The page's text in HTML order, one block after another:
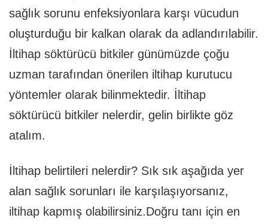
sağlık sorunu enfeksiyonlara karşı vücudun
oluşturduğu bir kalkan olarak da adlandırılabilir.
İltihap söktürücü bitkiler günümüzde çoğu
uzman tarafından önerilen iltihap kurutucu
yöntemler olarak bilinmektedir. İltihap
söktürücü bitkiler nelerdir, gelin birlikte göz
atalım.
İltihap belirtileri nelerdir? Sık sık aşağıda yer
alan sağlık sorunları ile karşılaşıyorsanız,
iltihap kapmış olabilirsiniz.Doğru tanı için en